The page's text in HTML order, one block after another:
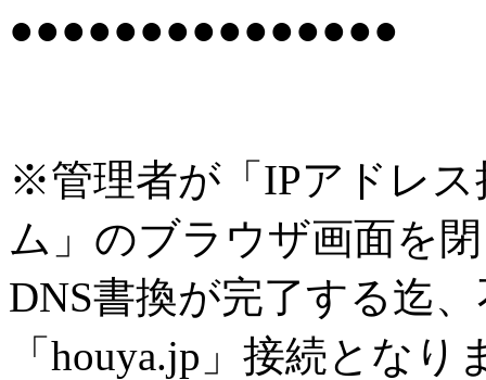
●●●●●●●●●●●●●●●
※管理者が「IPアドレ
ム」のブラウザ画面を
DNS書換が完了する迄
「houya.jp」接続となり